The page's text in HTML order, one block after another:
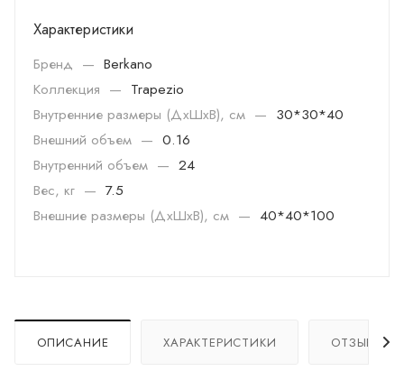
Характеристики
Бренд — Berkano
Коллекция — Trapezio
Внутренние размеры (ДхШхВ), см — 30*30*40
Внешний объем — 0.16
Внутренний объем — 24
Вес, кг — 7.5
Внешние размеры (ДхШхВ), см — 40*40*100
ОПИСАНИЕ ХАРАКТЕРИСТИКИ ОТЗЫВЫ